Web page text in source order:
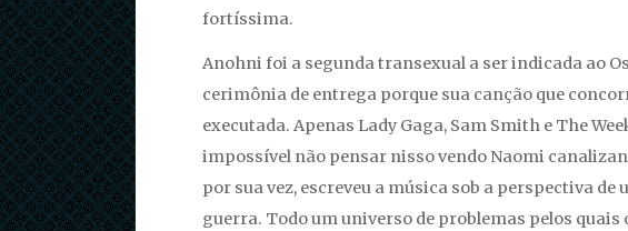
fortíssima.
Anohni foi a segunda transexual a ser indicada ao
cerimônia de entrega porque sua canção que
executada. Apenas Lady Gaga, Sam Smith e The
impossível não pensar nisso vendo Naomi
por sua vez, escreveu a música sob a perspectiva
guerra. Todo um universo de problemas pelos